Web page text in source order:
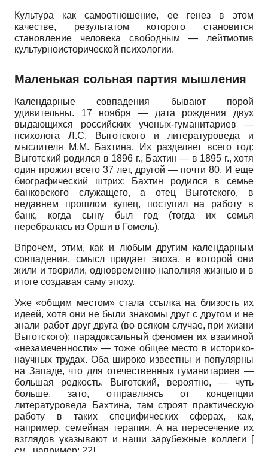
Культура как самоотношение, ее генез в этом
качестве, результатом которого становится
становление человека свободным — лейтмотив
культурно­исторической психологии.
Маленькая сольная партия мышления
Календарные совпадения бывают порой
удивительны. 17 ноября— дата рождения двух
выдающихся российских ученых-гуманитариев —
психолога Л.С. Выготского и литературоведа и
мыслителя М.М. Бахтина. Их разделяет всего год:
Выготский родился в 1896 г., Бахтин— в 1895 г., хотя
один прожил всего 37 лет, другой — почти 80. И еще
биографический штрих: Бахтин родился в семье
банковского служащего, а отец Выготского, в
недавнем прошлом купец, поступил на работу в
банк, когда сыну был год (тогда их семья
перебралась из Орши в Гомель).
Впрочем, этим, как и любым другим календарным
совпадения, смысл придает эпоха, в которой они
жили и творили, одновременно наполняя жизнью и в
итоге создавая саму эпоху.
Уже «общим местом» стала ссылка на близость их
идеей, хотя они не были знакомы друг с другом и не
знали работ друг друга (во всяком случае, при жизни
Выготского): парадоксальный феномен их взаимной
«незамеченности» — тоже общее место в историко­
научных трудах. Оба широко известны и популярны
на Западе, что для отечественных гуманитариев —
большая редкость. Выготский, вероятно, — чуть
больше, зато, отправляясь от концепции
литературоведа Бахтина, там строят практическую
работу в таких специфических сферах, как,
например, семейная терапия. А на пересечение их
взглядов указывают и наши зарубежные коллеги
[